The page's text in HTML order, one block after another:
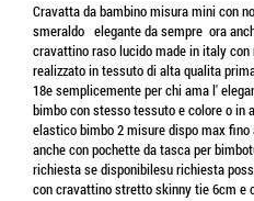
Cravatta da bambino misura mini con
smeraldo elegante da sempre ora
cravattino raso lucido made in italy
realizzato in tessuto di alta qualita
18e semplicemente per chi ama l'
bimbo con stesso tessuto e colore o in
elastico bimbo 2 misure dispo max
anche con pochette da tasca per
richiesta se disponibilesu richiesta
con cravattino stretto skinny tie 6cm e